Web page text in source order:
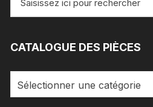
pour
CATALOGUE DES PIÈCES
Sélectionner une catégorie